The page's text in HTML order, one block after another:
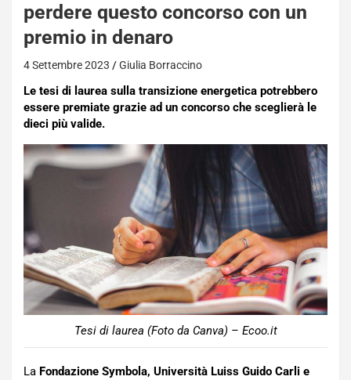
perdere questo concorso con un
premio in denaro
4 Settembre 2023 Giulia Borraccino
Le tesi di laurea sulla transizione energetica potrebbero
essere premiate grazie ad un concorso che sceglierà le
dieci più valide.
Tesi di laurea (Foto da Canva) – Ecoo.it
La Fondazione Symbola, Università Luiss Guido Carli e